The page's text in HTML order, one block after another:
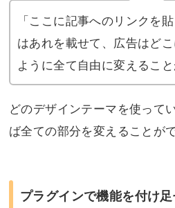
「ここに記事へのリンクを
はあれを載せて、広告はど
ように全て自由に変えること
どのデザインテーマを使って
ば全ての部分を変えることがで
プラグインで機能を付け